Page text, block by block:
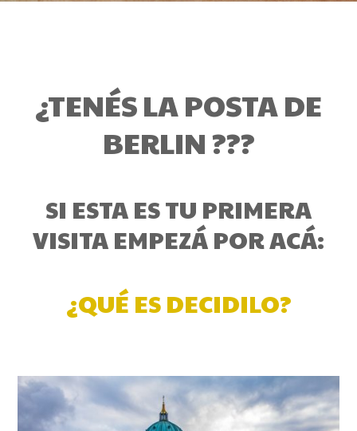
¿TENÉS LA POSTA DE
BERLIN ???
SI ESTA ES TU PRIMERA
VISITA EMPEZÁ POR ACÁ:
¿QUÉ ES DECIDILO?